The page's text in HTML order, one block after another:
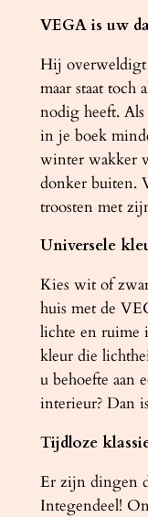
a
n
t
a
l
VEGA is uw
Hij
maar staat toch
nodig heeft.
in je boek
winter wakker
donker buiten.
troosten met
Universele
Kies wit of
huis met de
lichte en ruime
kleur die
u behoefte aan
interieur? Dan
Tijdloze
Er zijn dingen
Integendeel!